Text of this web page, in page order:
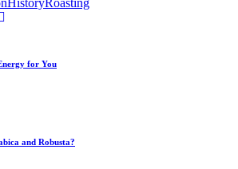
HistoryRoasting
for You
and Robusta?